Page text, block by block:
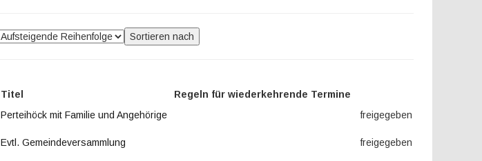
Titel
Regeln für wiederkehrende Termine
Perteihöck mit Familie und Angehörige
freigegeben
Evtl. Gemeindeversammlung
freigegeben